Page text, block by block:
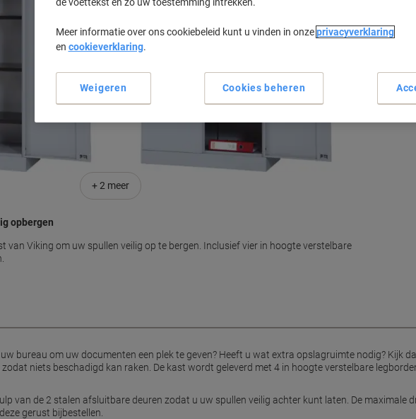
+2 meer
opbergen
van Viking om uw spullen veilig op te bergen. Inclusief vier in hoogte verstelbare
bureau om uw documenten een plek te geven? Heeft u wat extra opslagruimte nodig? Kijk
niets beschadigd kan raken. De kast wordt geleverd met 4 in hoogte verstelbare
van de 2 stalen afsluitbare deuren zodat u uw spullen veilig achter kunt laten. De maximale
gerust bijbestellen.
Meer informatie over ons cookiebeleid kunt u vinden in onzeprivacyverklaring
en cookieverklaring.
Cookies beheren
Weigeren